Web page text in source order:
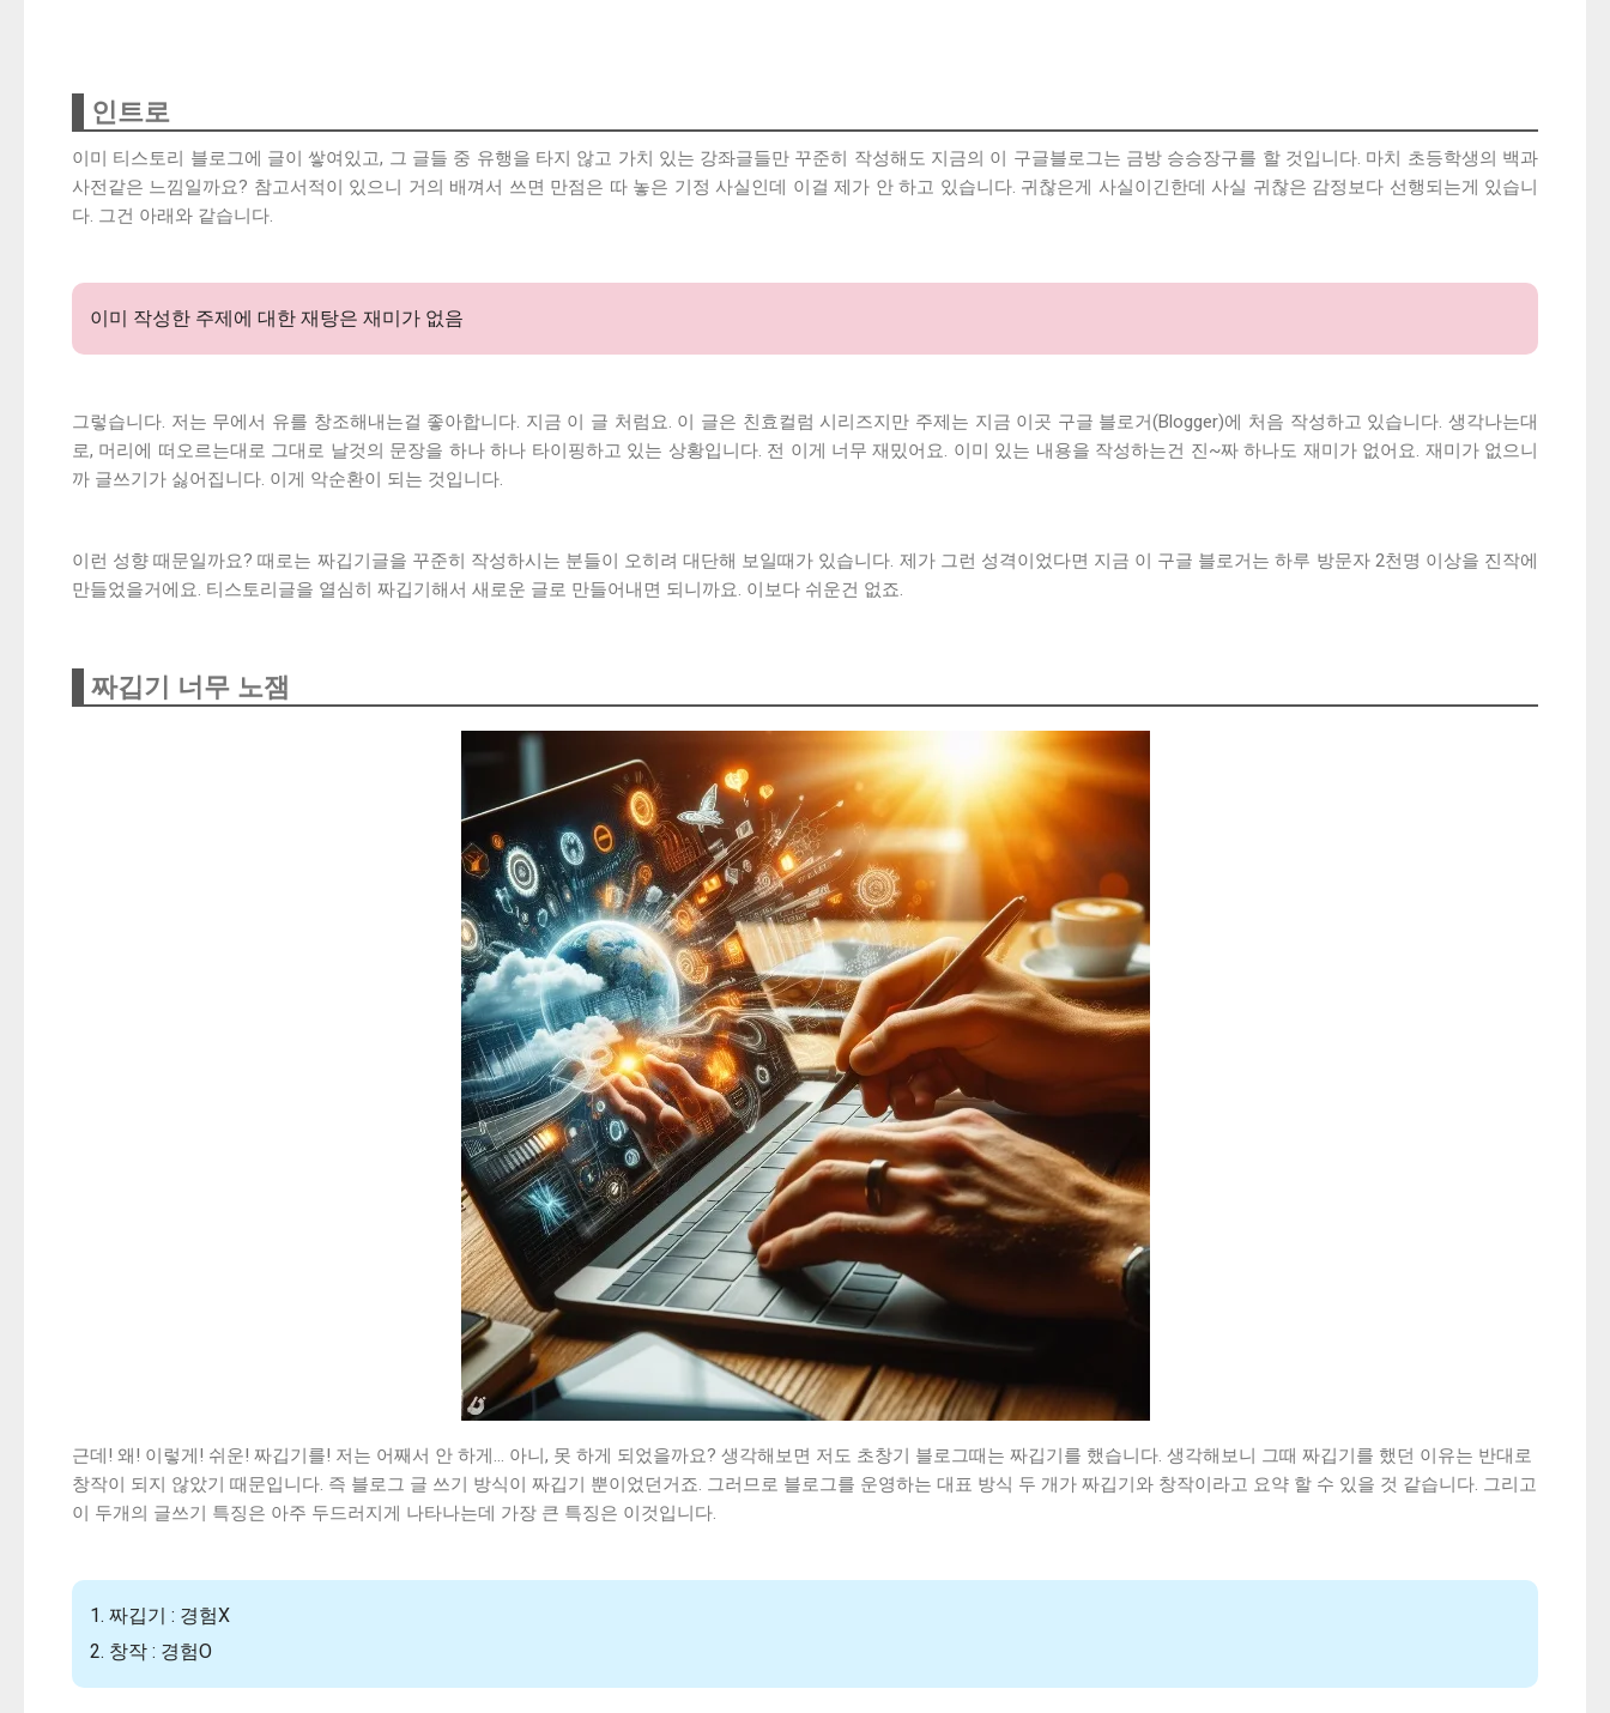
인트로
이미 티스토리 블로그에 글이 쌓여있고, 그 글들 중 유행을 타지 않고 가치 있는 강좌글들만 꾸준히 작성해도 지금의 이 구글블로그는 금방 승승장구를 할 것입니다. 마치 초등학생의 백과
사전같은 느낌일까요? 참고서적이 있으니 거의 배껴서 쓰면 만점은 따 놓은 기정 사실인데 이걸 제가 안 하고 있습니다. 귀찮은게 사실이긴한데 사실 귀찮은 감정보다 선행되는게 있습니
다. 그건 아래와 같습니다.
이미 작성한 주제에 대한 재탕은 재미가 없음
그렇습니다. 저는 무에서 유를 창조해내는걸 좋아합니다. 지금 이 글 처럼요. 이 글은 친효컬럼 시리즈지만 주제는 지금 이곳 구글 블로거(Blogger)에 처음 작성하고 있습니다. 생각나는대
로, 머리에 떠오르는대로 그대로 날것의 문장을 하나 하나 타이핑하고 있는 상황입니다. 전 이게 너무 재밌어요. 이미 있는 내용을 작성하는건 진~짜 하나도 재미가 없어요. 재미가 없으니
까 글쓰기가 싫어집니다. 이게 악순환이 되는 것입니다.
이런 성향 때문일까요? 때로는 짜깁기글을 꾸준히 작성하시는 분들이 오히려 대단해 보일때가 있습니다. 제가 그런 성격이었다면 지금 이 구글 블로거는 하루 방문자 2천명 이상을 진작에
만들었을거에요. 티스토리글을 열심히 짜깁기해서 새로운 글로 만들어내면 되니까요. 이보다 쉬운건 없죠.
짜깁기 너무 노잼
근데! 왜! 이렇게! 쉬운! 짜깁기를! 저는 어째서 안 하게... 아니, 못 하게 되었을까요? 생각해보면 저도 초창기 블로그때는 짜깁기를 했습니다. 생각해보니 그때 짜깁기를 했던 이유는 반대로
창작이 되지 않았기 때문입니다. 즉 블로그 글 쓰기 방식이 짜깁기 뿐이었던거죠. 그러므로 블로그를 운영하는 대표 방식 두 개가 짜깁기와 창작이라고 요약 할 수 있을 것 같습니다. 그리고
이 두개의 글쓰기 특징은 아주 두드러지게 나타나는데 가장 큰 특징은 이것입니다.
1. 짜깁기 : 경험X
2. 창작 : 경험O